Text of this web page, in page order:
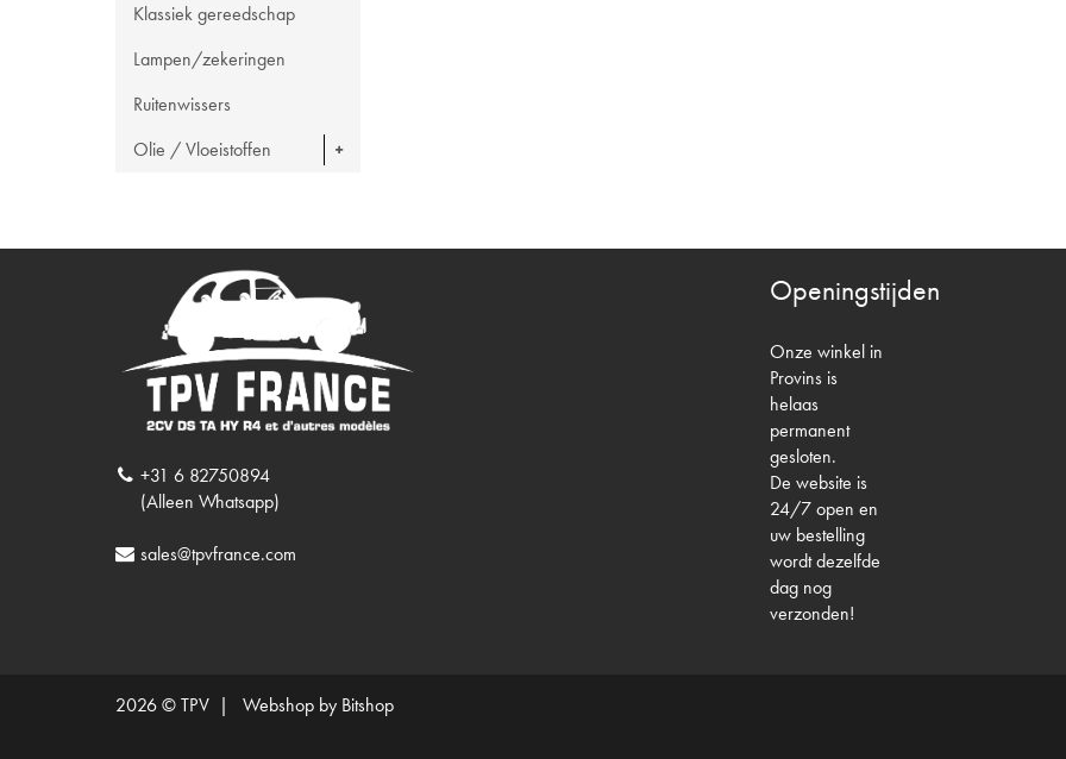
Klassiek gereedschap
Lampen/zekeringen
Ruitenwissers
Olie / Vloeistoffen
+31 6 82750894
(Alleen Whatsapp)
sales@tpvfrance.com
Openingstijden
Onze winkel in
Provins is
helaas
permanent
gesloten.
De website is
24/7 open en
uw bestelling
wordt dezelfde
dag nog
verzonden!
2026 © TPV | Webshop by Bitshop